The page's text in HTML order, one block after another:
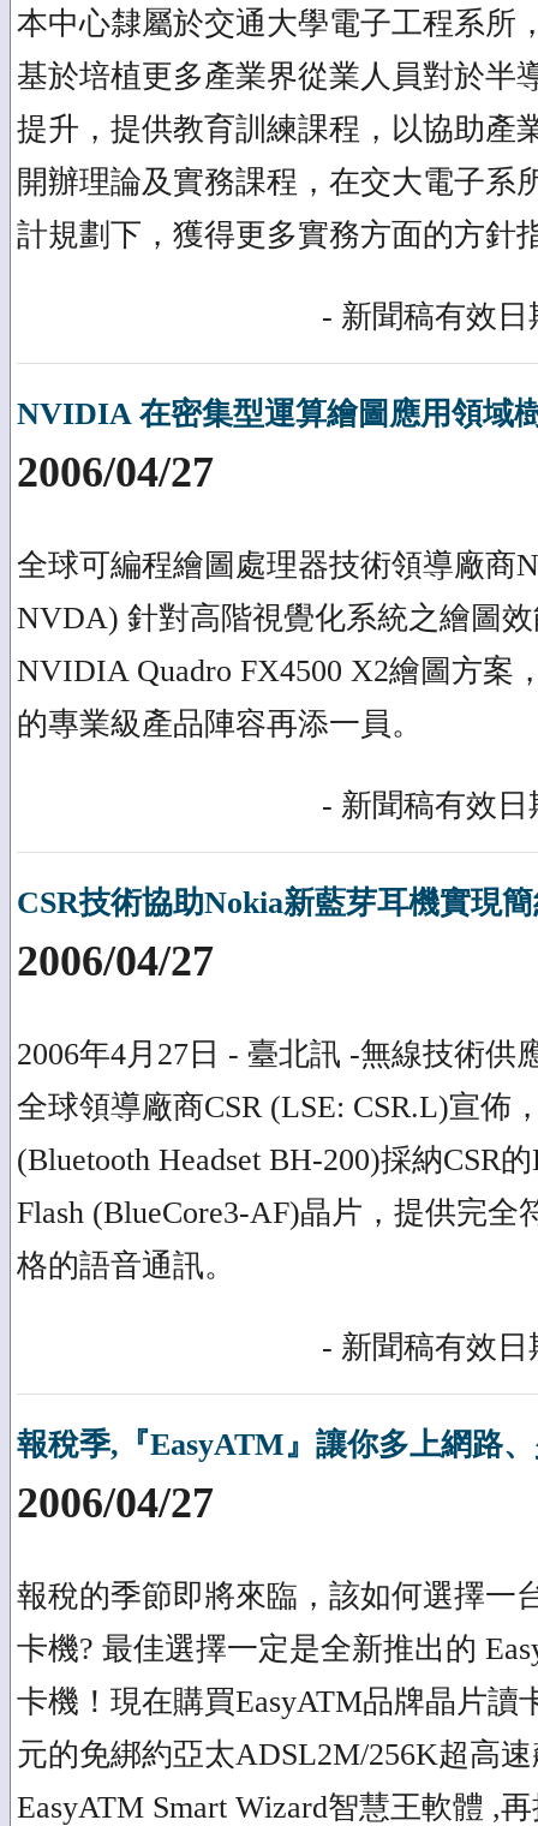
本中心隸屬於交通大學電子工程系所
基於培植更多產業界從業人員對於半
提升，提供教育訓練課程，以協助產
開辦理論及實務課程，在交大電子系
計規劃下，獲得更多實務方面的方針
- 新聞稿有效日
NVIDIA 在密集型運算繪圖應用領域
2006/04/27
全球可編程繪圖處理器技術領導廠商
NVDA) 針對高階視覺化系統之繪圖
NVIDIA Quadro FX4500 X2繪圖方案
的專業級產品陣容再添一員。
- 新聞稿有效日
CSR技術協助Nokia新藍芽耳機實現
2006/04/27
2006年4月27日 - 臺北訊 -無線技術供
全球領導廠商CSR (LSE: CSR.L)宣佈
(Bluetooth Headset BH-200)採納CSR
Flash (BlueCore3-AF)晶片，提供完全
格的語音通訊。
- 新聞稿有效日
報稅季,『EasyATM』讓你多上網路
2006/04/27
報稅的季節即將來臨，該如何選擇一
卡機? 最佳選擇一定是全新推出的
卡機！現在購買EasyATM品牌晶片讀
元的免綁約亞太ADSL2M/256K超高
EasyATM Smart Wizard智慧王軟體 ,